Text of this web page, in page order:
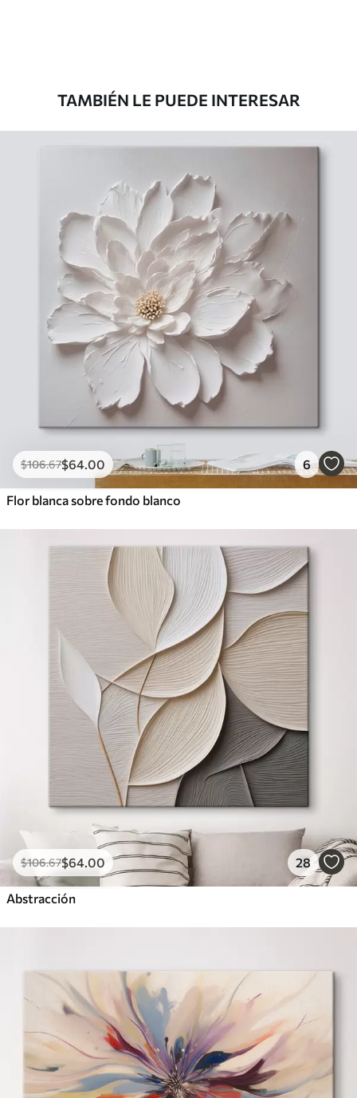
TAMBIÉN LE PUEDE INTERESAR
$106.67$64.00 6
Flor blanca sobre fondo blanco
$106.67$64.00 28
Abstracción